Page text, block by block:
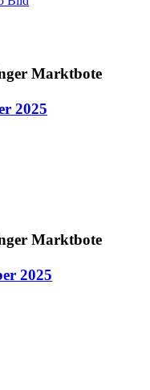
2025
2025